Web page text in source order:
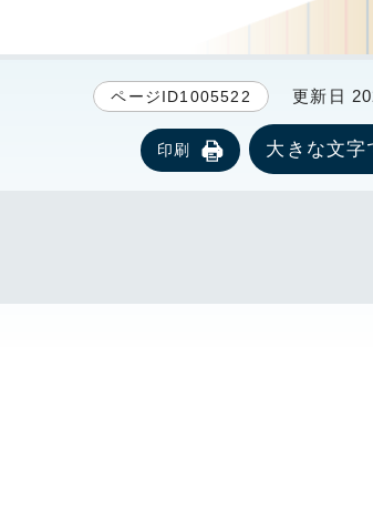
ページID1005522 更新日
印刷 大きな文字